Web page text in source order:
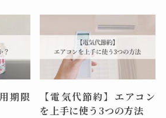
期限
【電気代節約】エアコン
を上手に使う3つの方法